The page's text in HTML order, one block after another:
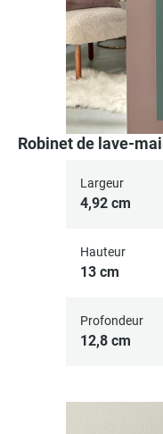
Robinet de lave-
Largeur
4,92 cm
Hauteur
13 cm
Profondeur
12,8 cm